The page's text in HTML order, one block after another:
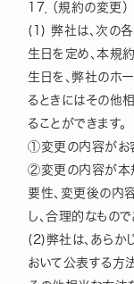
17．（規約の変更）
(1) 弊社は、次の各
生日を定め、本規
生日を、弊社のホ
るときにはその他
ることができます。
①変更の内容がお
②変更の内容が本
要性、変更後の内
し、合理的なもので
(2)弊社は、あらか
おいて公表する方